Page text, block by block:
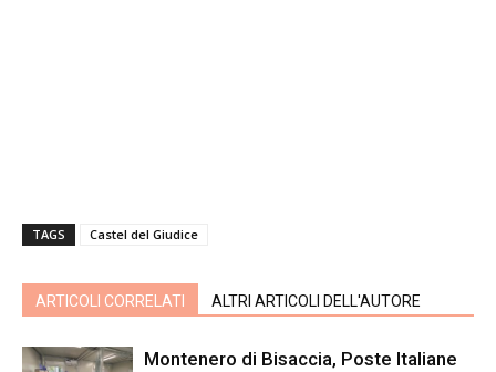
TAGS Castel del Giudice
ARTICOLI CORRELATI ALTRI ARTICOLI DELL'AUTORE
Montenero di Bisaccia, Poste Italiane